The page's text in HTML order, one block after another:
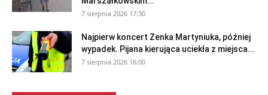
7 sierpnia 2026 17:30
Najpierw koncert Zenka Martyniuka, później
wypadek. Pijana kierująca uciekła z miejsca...
7 sierpnia 2026 16:00